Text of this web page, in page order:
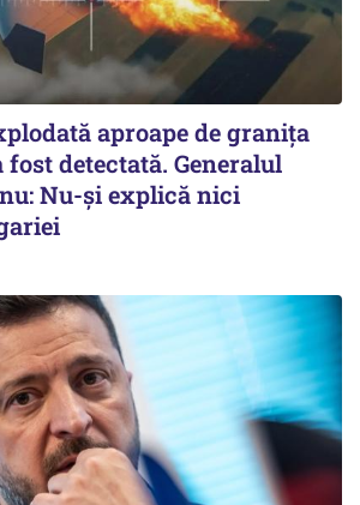
aproape de granița
detectată. Generalul
Nu-și explică nici